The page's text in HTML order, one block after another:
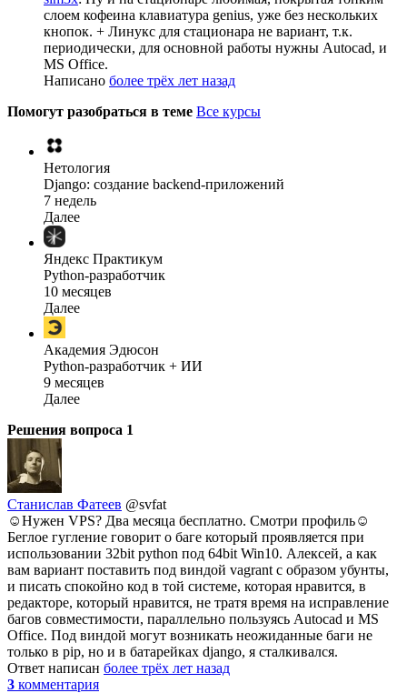
слоем кофеина клавиатура genius, уже без нескольких
кнопок. + Линукс для стационара не вариант, т.к.
периодически, для основной работы нужны Autocad, и
MS Office.
Написано более трёх лет назад
Помогут разобраться в теме Все курсы
Нетология
Django: создание backend-приложений
7 недель
Далее
Яндекс Практикум
Python-разработчик
10 месяцев
Далее
Академия Эдюсон
Python-разработчик + ИИ
9 месяцев
Далее
Решения вопроса 1
Станислав Фатеев @svfat
☺Нужен VPS? Два месяца бесплатно. Смотри профиль☺
Беглое гугление говорит о баге который проявляется при
использовании 32bit python под 64bit Win10. Алексей, а как
вам вариант поставить под виндой vagrant с образом убунты,
и писать спокойно код в той системе, которая нравится, в
редакторе, который нравится, не тратя время на исправление
багов совместимости, параллельно пользуясь Autocad и MS
Office. Под виндой могут возникать неожиданные баги не
только в pip, но и в батарейках django, я сталкивался.
Ответ написан более трёх лет назад
3 комментария